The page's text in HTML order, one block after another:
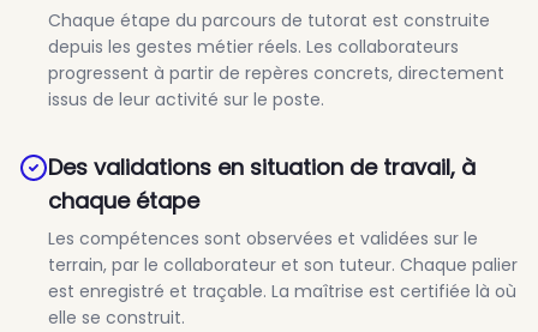
Chaque étape du parcours de tutorat est construite
depuis les gestes métier réels. Les collaborateurs
progressent à partir de repères concrets, directement
issus de leur activité sur le poste.
Des validations en situation de travail, à
chaque étape
Les compétences sont observées et validées sur le
terrain, par le collaborateur et son tuteur. Chaque palier
est enregistré et traçable. La maîtrise est certifiée là où
elle se construit.